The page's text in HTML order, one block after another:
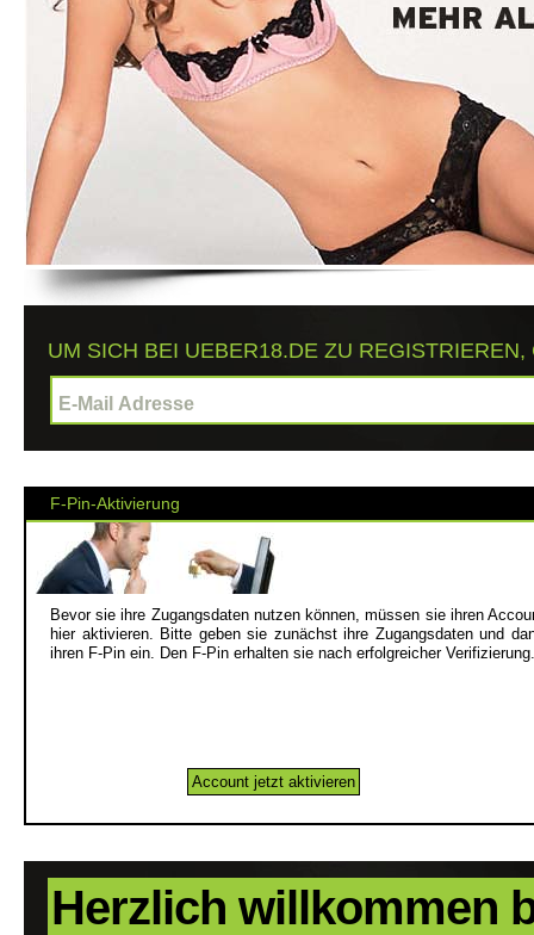
UM SICH BEI UEBER18.DE ZU
F-Pin-Aktivierung
Bevor sie ihre Zugangsdaten nutzen können, müssen sie ihren
hier aktivieren. Bitte geben sie zunächst ihre Zugangsdaten und
ihren F-Pin ein. Den F-Pin erhalten sie nach erfolgreicher Verifizierung.
Account jetzt aktivieren
Herzlich willkommen